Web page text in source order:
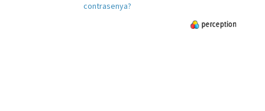
contrasenya?